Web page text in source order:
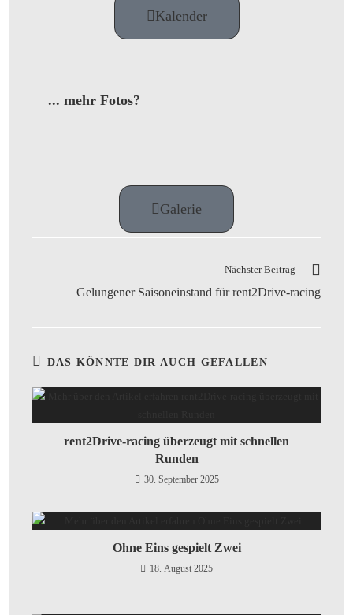
Kalender
... mehr Fotos?
Galerie
Nächster Beitrag
Gelungener Saisoneinstand für rent2Drive-racing
DAS KÖNNTE DIR AUCH GEFALLEN
rent2Drive-racing überzeugt mit schnellen
Runden
30. September 2025
Ohne Eins gespielt Zwei
18. August 2025